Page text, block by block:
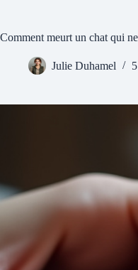
Comment meurt un chat qui
Julie Duhamel